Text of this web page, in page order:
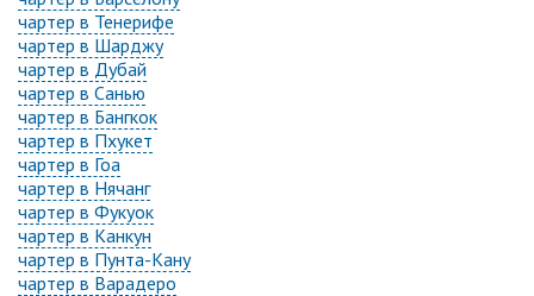
чартер в Тенерифе
чартер в Шарджу
чартер в Дубай
чартер в Санью
чартер в Бангкок
чартер в Пхукет
чартер в Гоа
чартер в Нячанг
чартер в Фукуок
чартер в Канкун
чартер в Пунта-Кану
чартер в Варадеро